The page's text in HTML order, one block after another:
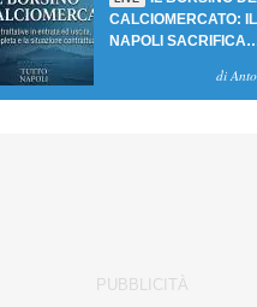
CALCIOMERCATO: IL
NAPOLI SACRIFICA
SBLOCCANO ARRIVI
di